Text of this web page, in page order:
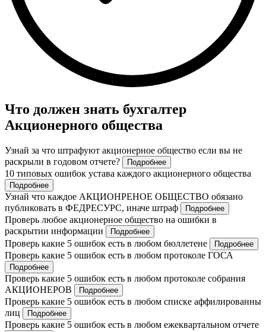
Что должен знать бухгалтер
Акционерного общества
Узнай за что штрафуют акционерное общество если вы не
раскрыли в годовом отчете?
Подробнее
10 типовых ошибок устава каждого акционерного общества
Подробнее
Узнай что каждое АКЦИОНРЕНОЕ ОБЩЕСТВО обязано
публиковать в ФЕДРЕСУРС, иначе штраф
Подробнее
Проверь любое акционерное общество на ошибки в
раскрытии информации
Подробнее
Проверь какие 5 ошибок есть в любом бюллетене Подробнее
Проверь какие 5 ошибок есть в любом протоколе ГОСА
Подробнее
Проверь какие 5 ошибок есть в любом протоколе собрания
АКЦИОНЕРОВ
Подробнее
Проверь какие 5 ошибок есть в любом списке аффилированны
лиц
Подробнее
Проверь какие 5 ошибок есть в любом ежеквартальном отчете